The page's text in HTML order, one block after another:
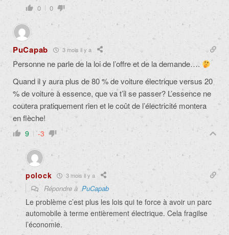
0 0
PuCapab 3 mois il y a
Personne ne parle de la loi de l’offre et de la demande….
Quand il y aura plus de 80 % de voiture électrique versus 20
% de voiture à essence, que va t’il se passer? L’essence ne
coutera pratiquement rien et le coût de l’électricité montera
en flèche!
9 -3
polock 3 mois il y a
Répondre àPuCapab
Le problème c’est plus les lois qui te force à avoir un parc
automobile à terme entièrement électrique. Cela fragilse
l’économie.